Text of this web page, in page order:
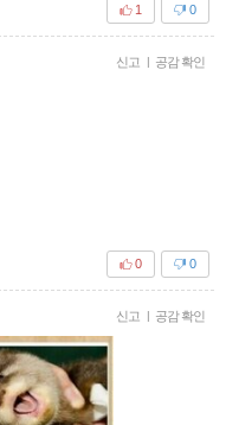
0
1
신고 | 공감 확인
0
0
신고 | 공감 확인